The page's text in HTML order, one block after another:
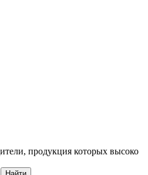
продукция которых высоко